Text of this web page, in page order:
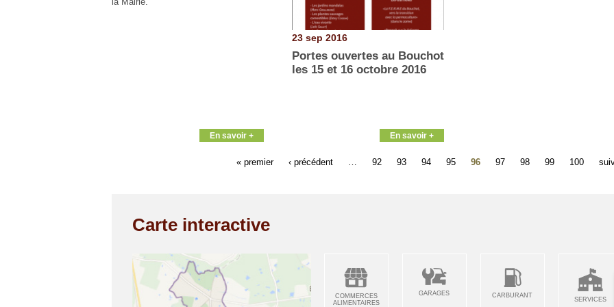
En savoir +
23 sep 2016
Portes ouvertes au Bouchot
les 15 et 16 octobre 2016
En savoir +
« premier ‹ précédent 92 93 94 95 96 97 98 99 100
Carte interactive
COMMERCES
ALIMENTAIRES
GARAGES CARBURANT
SERVICES